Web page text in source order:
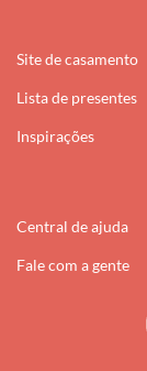
Site de casamento
Lista de presentes
Inspirações
Central de ajuda
Fale com a gente